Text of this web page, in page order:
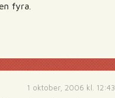
fyra.
1 oktober, 2006 kl. 12:43